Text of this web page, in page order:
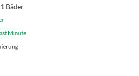
Bäder
Minute